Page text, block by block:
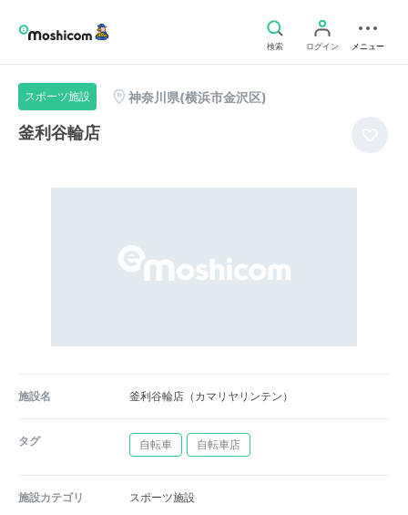
検索 ログイン メニュー
スポーツ施設 神奈川県(横浜市金沢区)
釜利谷輪店
施設名 釜利谷輪店（カマリヤリンテン）
タグ 自転車 自転車店
施設カテゴリ スポーツ施設